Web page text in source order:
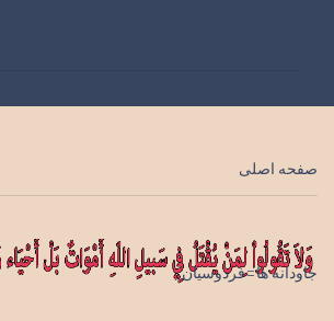
صفحه اصلی
جاودانه ها=فردوسیان